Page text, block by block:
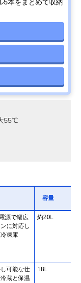
5本をまとめて収納
55℃
容量
源で幅広
に対応し
凍庫
約20L
可能な仕
蔵と保温
18L